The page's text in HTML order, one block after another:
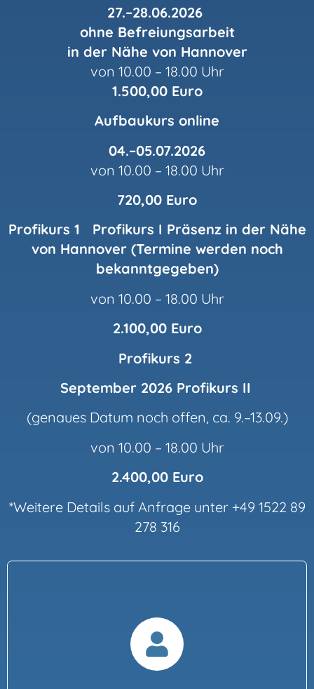
27.–28.06.2026
ohne Befreiungsarbeit
in der Nähe von Hannover
von 10.00 – 18.00 Uhr
1.500,00 Euro
Aufbaukurs online
04.–05.07.2026
von 10.00 – 18.00 Uhr
720,00 Euro
Profikurs 1
Profikurs I Präsenz in der Nähe
von Hannover (Termine werden noch
bekanntgegeben)
von 10.00 – 18.00 Uhr
2.100,00 Euro
Profikurs 2
September 2026 Profikurs II
(genaues Datum noch offen, ca. 9.–13.09.)
von 10.00 – 18.00 Uhr
2.400,00 Euro
*Weitere Details auf Anfrage unter +49 1522 89
278 316